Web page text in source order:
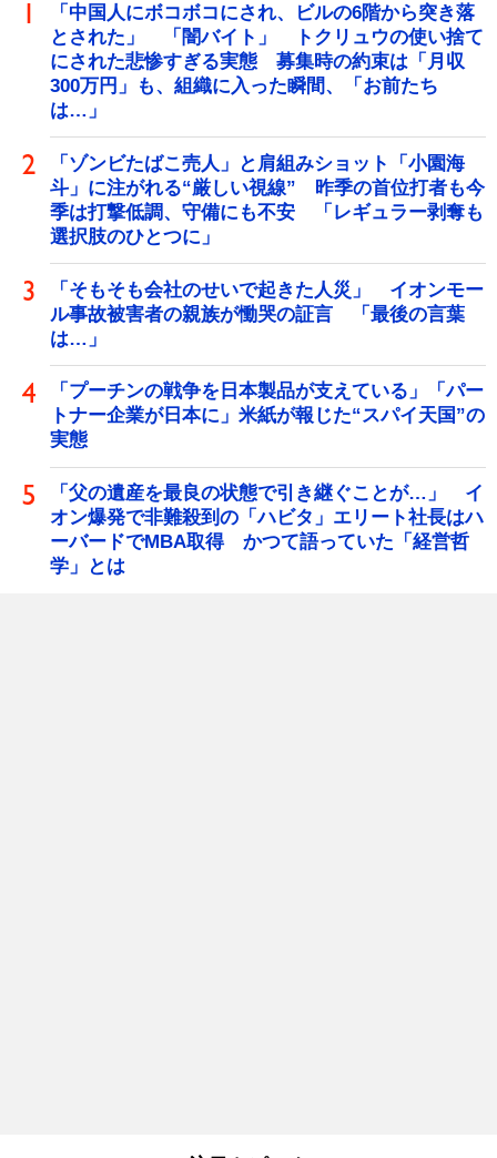
「中国人にボコボコにされ、ビルの6階から突き落
とされた」 「闇バイト」 トクリュウの使い捨て
にされた悲惨すぎる実態 募集時の約束は「月収
300万円」も、組織に入った瞬間、「お前たち
は…」
「ゾンビたばこ売人」と肩組みショット「小園海
斗」に注がれる“厳しい視線” 昨季の首位打者も今
季は打撃低調、守備にも不安 「レギュラー剥奪も
選択肢のひとつに」
「そもそも会社のせいで起きた人災」 イオンモー
ル事故被害者の親族が慟哭の証言 「最後の言葉
は…」
「プーチンの戦争を日本製品が支えている」「パー
トナー企業が日本に」米紙が報じた“スパイ天国”の
実態
「父の遺産を最良の状態で引き継ぐことが…」 イ
オン爆発で非難殺到の「ハビタ」エリート社長はハ
ーバードでMBA取得 かつて語っていた「経営哲
学」とは